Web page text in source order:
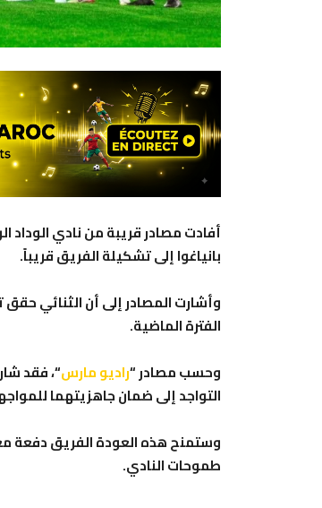
أفادت مصادر قريبة من نادي الوداد
بانياغوا إلى تشكيلة الفريق قريباً.
وأشارت المصادر إلى أن الثنائي
الفترة الماضية.
وحسب مصادر “راديو مارس“، فقد
التواجد إلى ضمان جاهزيتهما
وستمنح هذه العودة الفريق دفعة
طموحات النادي.